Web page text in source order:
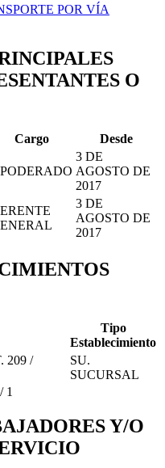
POR VÍA
O
Cargo
Desde
3 DE
AGOSTO DE
2017
3 DE
AGOSTO DE
2017
Tipo
Establecimiento
209 /
SU.
SUCURSAL
/ 1
Y/O